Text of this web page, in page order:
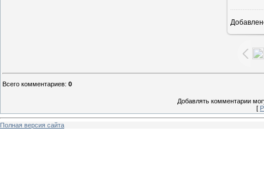
Всего комментариев: 0
Добавлять комментарии
[
Полная версия сайта